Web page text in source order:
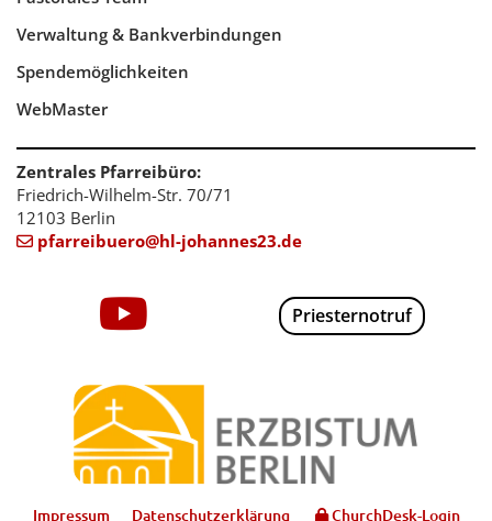
Verwaltung & Bankverbindungen
Spendemöglichkeiten
WebMaster
Zentrales Pfarreibüro:
Friedrich-Wilhelm-Str. 70/71
12103 Berlin
 pfarreibuero@hl-johannes23.de
Priesternotruf
Impressum Datenschutzerklärung ChurchDesk-Login